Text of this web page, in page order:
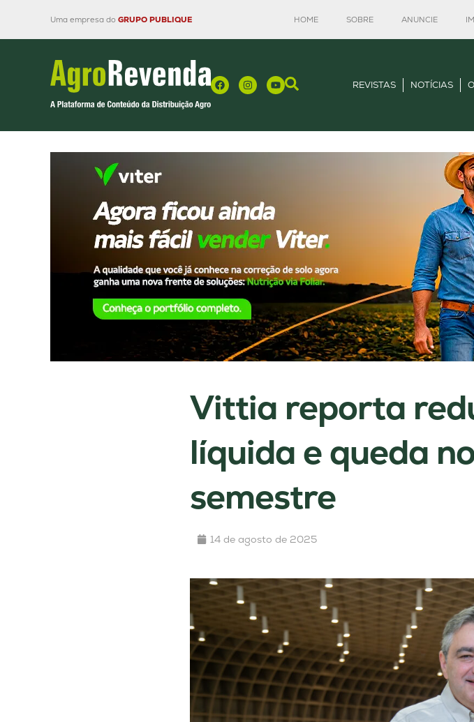
Uma empresa do GRUPO PUBLIQUE HOME SOBRE ANUNCIE
REVISTAS NOTÍCIAS
Vittia reporta
líquida e queda
semestre
14 de agosto de 2025